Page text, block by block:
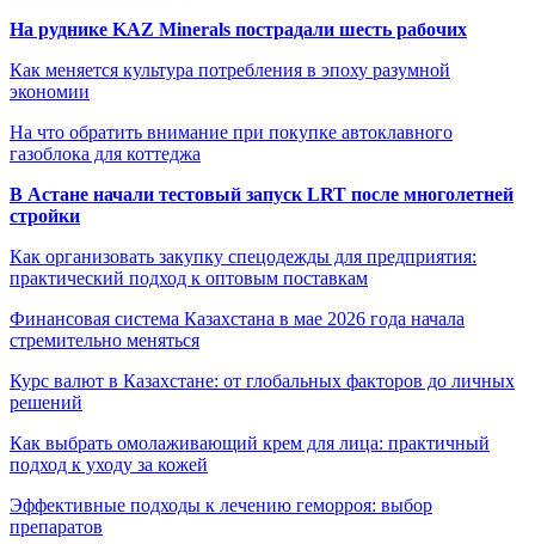
На руднике KAZ Minerals пострадали шесть рабочих
Как меняется культура потребления в эпоху разумной
экономии
На что обратить внимание при покупке автоклавного
газоблока для коттеджа
В Астане начали тестовый запуск LRT после многолетней
стройки
Как организовать закупку спецодежды для предприятия:
практический подход к оптовым поставкам
Финансовая система Казахстана в мае 2026 года начала
стремительно меняться
Курс валют в Казахстане: от глобальных факторов до личных
решений
Как выбрать омолаживающий крем для лица: практичный
подход к уходу за кожей
Эффективные подходы к лечению геморроя: выбор
препаратов